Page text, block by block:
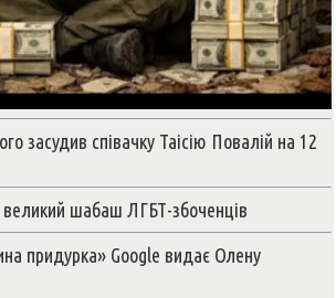
засудив співачку Таісію Повалій на 12
великий шабаш ЛГБТ-збоченців
придурка» Google видає Олену